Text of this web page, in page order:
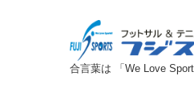
合言葉は 「We Love